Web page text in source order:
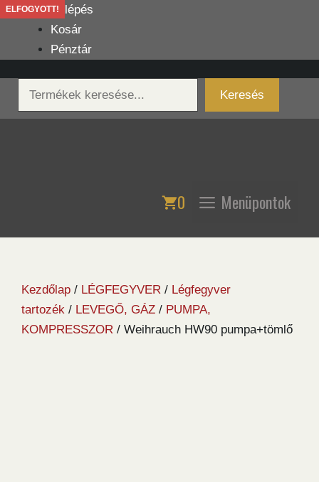
Kilépés
tartalomba
Belépés
Kosár
Pénztár
Keresés
Keresés
0 Menüpontok
Kezdőlap / LÉGFEGYVER / Légfegyver
tartozék / LEVEGŐ, GÁZ / PUMPA,
KOMPRESSZOR / Weihrauch HW90 pumpa+tömlő
ELFOGYOTT!